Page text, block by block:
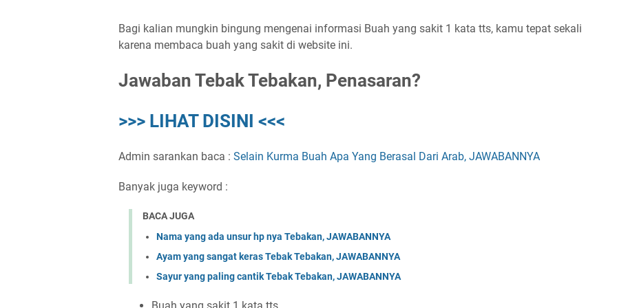
Bagi kalian mungkin bingung mengenai informasi Buah yang sakit 1 kata tts, kamu tepat sekali
karena membaca buah yang sakit di website ini.
Jawaban Tebak Tebakan, Penasaran?
>>> LIHAT DISINI <<<
Admin sarankan baca : Selain Kurma Buah Apa Yang Berasal Dari Arab, JAWABANNYA
Banyak juga keyword :
BACA JUGA
Nama yang ada unsur hp nya Tebakan, JAWABANNYA
Ayam yang sangat keras Tebak Tebakan, JAWABANNYA
Sayur yang paling cantik Tebak Tebakan, JAWABANNYA